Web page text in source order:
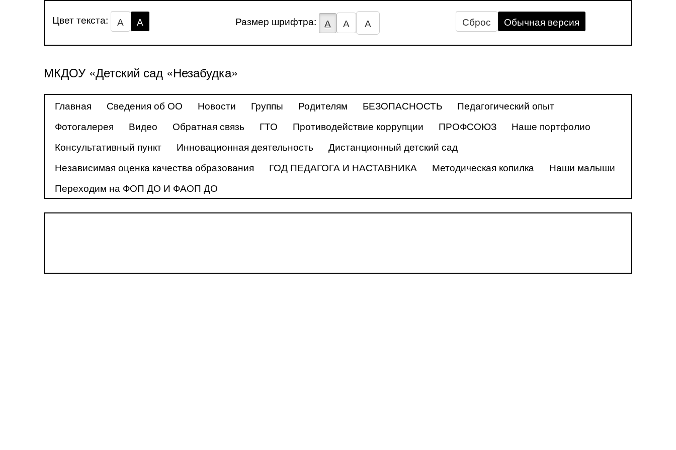
Цвет текста: А А Размер шрифтра: А А А Сброс Обычная версия
МКДОУ «Детский сад «Незабудка»
Главная Сведения об ОО Новости Группы Родителям БЕЗОПАСНОСТЬ
Педагогический опыт
Фотогалерея
Видео Обратная связь ГТО Противодействие коррупции ПРОФСОЮЗ
Наше портфолио
Консультативный пункт
Инновационная деятельность
Дистанционный детский сад
Независимая оценка качества образования
ГОД ПЕДАГОГА И НАСТАВНИКА Методическая копилка
Наши малыши
Переходим на ФОП ДО И ФАОП ДО